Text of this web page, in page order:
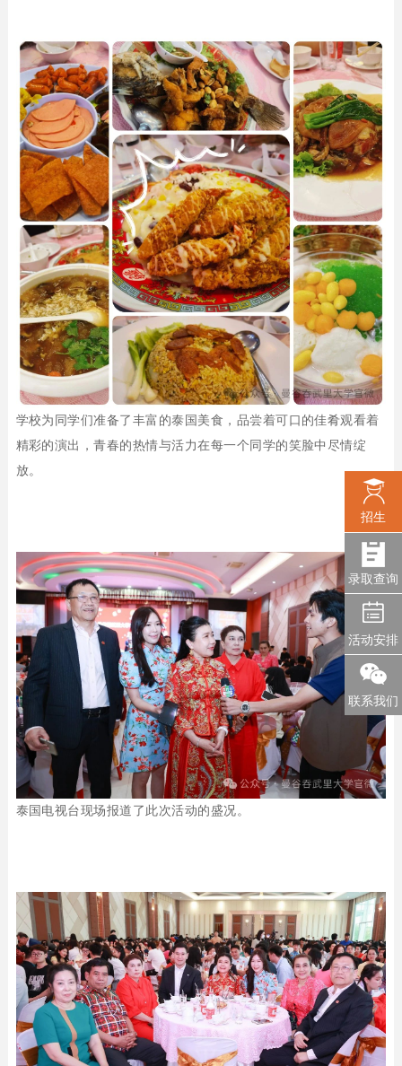
学校为同学们准备了丰富的泰国美食，品尝着可口的佳肴观看着
精彩的演出，青春的热情与活力在每一个同学的笑脸中尽情绽
放。
泰国电视台现场报道了此次活动的盛况。
招生
录取查询
活动安排
联系我们